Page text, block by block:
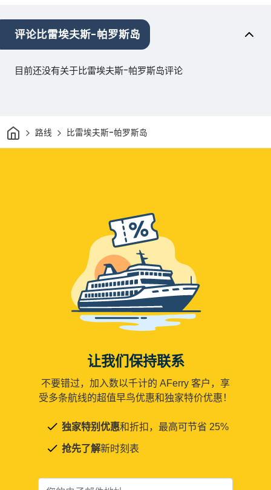
评论比雷埃夫斯-帕罗斯岛
目前还没有关于比雷埃夫斯-帕罗斯岛评论
家 路线 比雷埃夫斯-帕罗斯岛
让我们保持联系
不要错过，加入数以千计的 AFerry 客户，享
受多条航线的超值早鸟优惠和独家特价优惠！
独家特别优惠和折扣，最高可节省 25%
抢先了解新时刻表